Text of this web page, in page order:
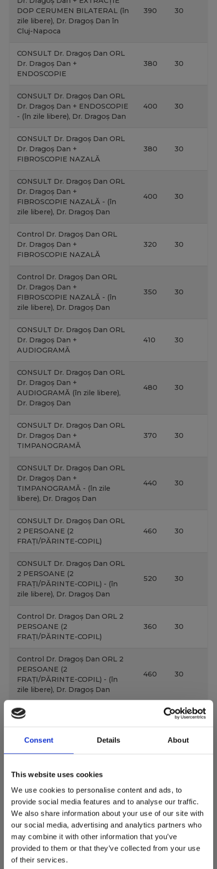
Consent Details About
This website uses cookies
We use cookies to personalise content and ads, to
provide social media features and to analyse our traffic.
We also share information about your use of our site with
our social media, advertising and analytics partners who
may combine it with other information that you’ve
provided to them or that they’ve collected from your use
of their services.
DOP CERUMEN BILATERAL (în
zile libere), Dr. Dragoș Dan în
Cluj-Napoca
390 30
CONSULT Dr. Dragoș Dan ORL
Dr. Dragoș Dan +
ENDOSCOPIE
380 30
CONSULT Dr. Dragoș Dan ORL
Dr. Dragoș Dan + ENDOSCOPIE
- (în zile libere), Dr. Dragoș Dan
400 30
CONSULT Dr. Dragoș Dan ORL
Dr. Dragoș Dan +
FIBROSCOPIE NAZALĂ
380 30
CONSULT Dr. Dragoș Dan ORL
Dr. Dragoș Dan +
FIBROSCOPIE NAZALĂ - (în
zile libere), Dr. Dragoș Dan
400 30
Control Dr. Dragoș Dan ORL
Dr. Dragoș Dan +
FIBROSCOPIE NAZALĂ
320 30
Control Dr. Dragoș Dan ORL
Dr. Dragoș Dan +
FIBROSCOPIE NAZALĂ - (în
zile libere), Dr. Dragoș Dan
350 30
CONSULT Dr. Dragoș Dan ORL
Dr. Dragoș Dan +
AUDIOGRAMĂ
410 30
CONSULT Dr. Dragoș Dan ORL
Dr. Dragoș Dan +
AUDIOGRAMĂ (în zile libere),
Dr. Dragoș Dan
480 30
CONSULT Dr. Dragoș Dan ORL
Dr. Dragoș Dan +
TIMPANOGRAMĂ
370 30
CONSULT Dr. Dragoș Dan ORL
Dr. Dragoș Dan +
TIMPANOGRAMĂ - (în zile
libere), Dr. Dragoș Dan
440 30
CONSULT Dr. Dragoș Dan ORL
2 PERSOANE (2
FRAȚI/PĂRINTE-COPIL)
460 30
CONSULT Dr. Dragoș Dan ORL
2 PERSOANE (2
FRAȚI/PĂRINTE-COPIL) - (în
zile libere), Dr. Dragoș Dan
520 30
Control Dr. Dragoș Dan ORL 2
PERSOANE (2
FRAȚI/PĂRINTE-COPIL)
360 30
Control Dr. Dragoș Dan ORL 2
PERSOANE (2
FRAȚI/PĂRINTE-COPIL) - (în
zile libere), Dr. Dragoș Dan
460 30
AUDIOGRAMĂ ...
Vizualizați întreaga listă de prețuri specifice
specialității ORL CLUJ-NAPOCA, accesând
+ Preturi Orl Cluj Napoca